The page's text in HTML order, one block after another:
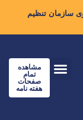
از سوی سازمان تنظیم
مشاهده
تمام
صفحات
هفته نامه